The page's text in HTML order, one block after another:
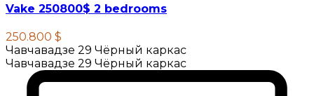
Vake 250800$ 2 bedrooms
250.800 $
Чавчавадзе 29 Чёрный каркас
Чавчавадзе 29 Чёрный каркас